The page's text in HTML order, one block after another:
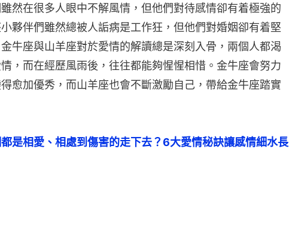
然在很多人眼中不解風情，但他們對待感情卻有着極強的
夥伴們雖然總被人詬病是工作狂，但他們對婚姻卻有着堅
牛座與山羊座對於愛情的解讀總是深刻入骨，兩個人都渴
，而在經歷風雨後，往往都能夠惺惺相惜。金牛座會努力
愈加優秀，而山羊座也會不斷激勵自己，帶給金牛座踏實
是相愛、相處到傷害的走下去？6大愛情秘訣讓感情細水長